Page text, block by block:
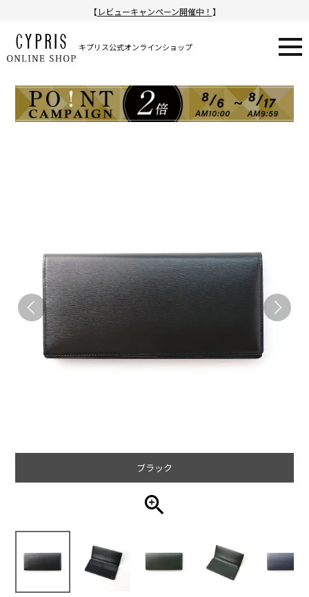
【レビューキャンペーン開催中！ 】
キプリス公式オンラインショップ
ブラック